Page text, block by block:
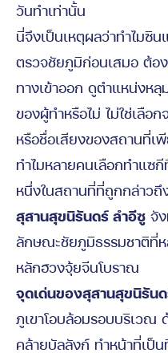
วันทำเท่านั้น
นี่จึงเป็นเหตุผลว่าทำไมซิ
ตรวจชัยภูมิก่อนเสมอ ต้อ
ทางเข้าออก ดูตำแหน่งห
ของผู้ทำหรือไม่ ไม่ใช่เลือ
หรือชื่อเสียงของสถานที่เ
ทำไมหลายคนเลือกทำแซ
หนึ่งในสถานที่ที่ถูกกล่าวถึ
สุสานสุขนิรันดร์ ลำอีซู จั
ลักษณะชัยภูมิธรรมชาติที่
หลักฮวงจุ้ยจีนโบราณ
จุดเด่นของสุสานสุขนิรัน
ภูเขาโอบล้อมรอบบริเวณ
คล้ายบัลลังก์ ทำหน้าที่เป็